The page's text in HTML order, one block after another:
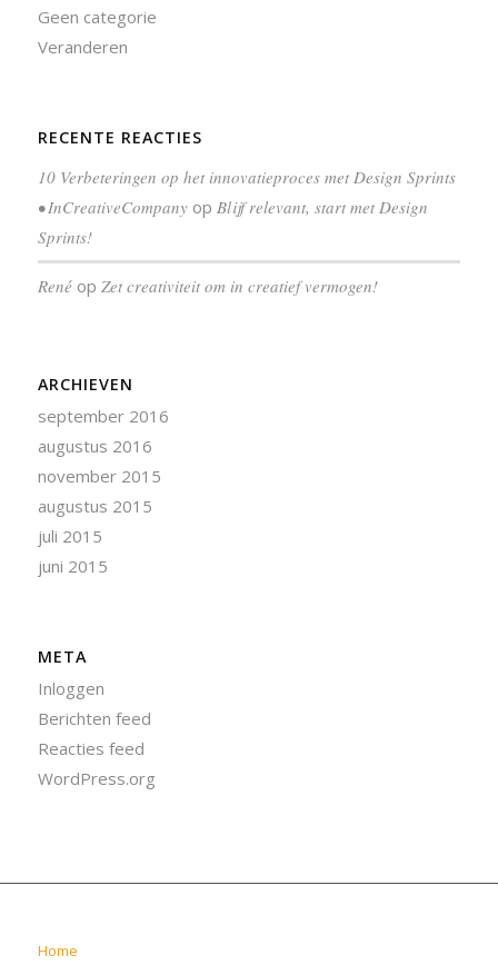
Geen categorie
Veranderen
RECENTE REACTIES
10 Verbeteringen op het innovatieproces met Design Sprints
• InCreativeCompanyop Blijf relevant, start met Design
Sprints!
Renéop Zet creativiteit om in creatief vermogen!
ARCHIEVEN
september 2016
augustus 2016
november 2015
augustus 2015
juli 2015
juni 2015
META
Inloggen
Berichten feed
Reacties feed
WordPress.org
Home